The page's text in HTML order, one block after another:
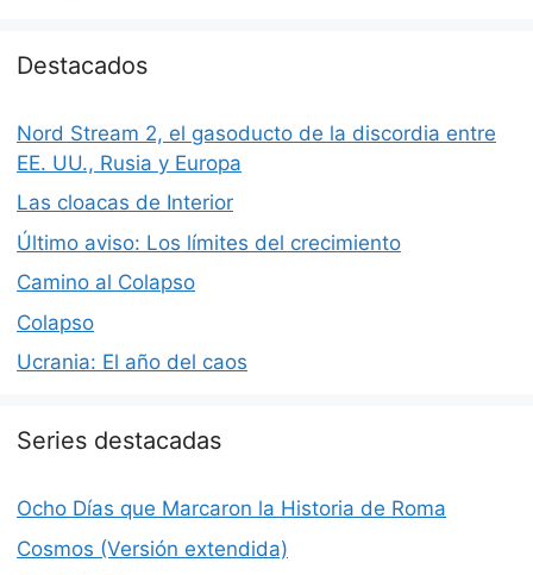
Destacados
Nord Stream 2, el gasoducto de la discordia entre
EE. UU., Rusia y Europa
Las cloacas de Interior
Último aviso: Los límites del crecimiento
Camino al Colapso
Colapso
Ucrania: El año del caos
Series destacadas
Ocho Días que Marcaron la Historia de Roma
Cosmos (Versión extendida)